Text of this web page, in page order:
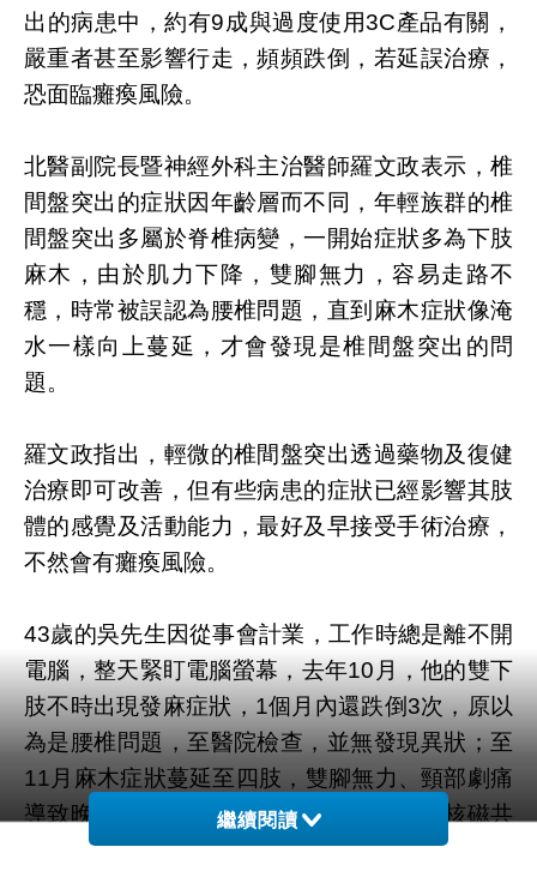
出的病患中，約有9成與過度使用3C產品有關，
嚴重者甚至影響行走，頻頻跌倒，若延誤治療，
恐面臨癱瘓風險。
北醫副院長暨神經外科主治醫師羅文政表示，椎
間盤突出的症狀因年齡層而不同，年輕族群的椎
間盤突出多屬於脊椎病變，一開始症狀多為下肢
麻木，由於肌力下降，雙腳無力，容易走路不
穩，時常被誤認為腰椎問題，直到麻木症狀像淹
水一樣向上蔓延，才會發現是椎間盤突出的問
題。
羅文政指出，輕微的椎間盤突出透過藥物及復健
治療即可改善，但有些病患的症狀已經影響其肢
體的感覺及活動能力，最好及早接受手術治療，
不然會有癱瘓風險。
43歲的吳先生因從事會計業，工作時總是離不開
電腦，整天緊盯電腦螢幕，去年10月，他的雙下
肢不時出現發麻症狀，1個月內還跌倒3次，原以
為是腰椎問題，至醫院檢查，並無發現異狀；至
11月麻木症狀蔓延至四肢，雙腳無力、頸部劇痛
導致晚上睡不著，轉赴神經外科求診，經核磁共
振、X光檢查後，診斷為脊椎第5-6節椎間盤突
繼續閱讀